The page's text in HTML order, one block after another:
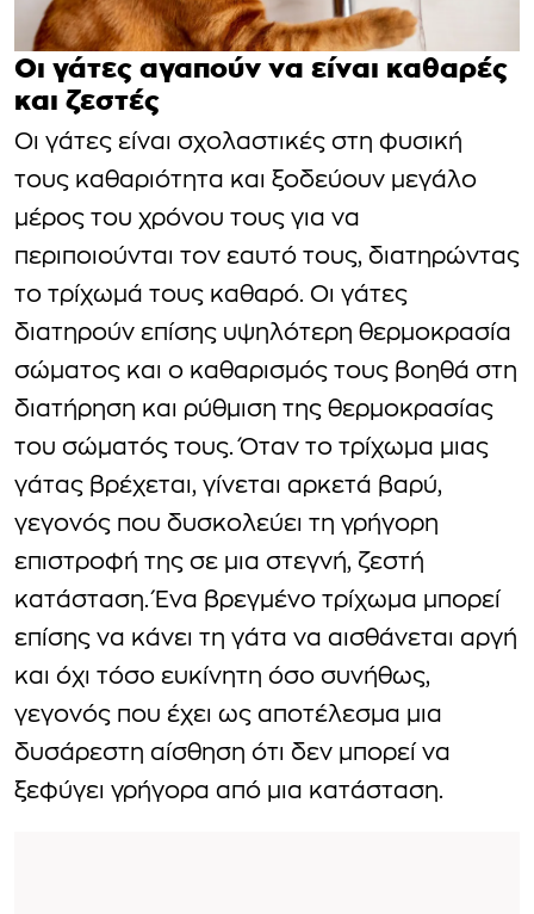
Οι γάτες αγαπούν να είναι καθαρές
και ζεστές
Οι γάτες είναι σχολαστικές στη φυσική
τους καθαριότητα και ξοδεύουν μεγάλο
μέρος του χρόνου τους για να
περιποιούνται τον εαυτό τους, διατηρώντας
το τρίχωμά τους καθαρό. Οι γάτες
διατηρούν επίσης υψηλότερη θερμοκρασία
σώματος και ο καθαρισμός τους βοηθά στη
διατήρηση και ρύθμιση της θερμοκρασίας
του σώματός τους. Όταν το τρίχωμα μιας
γάτας βρέχεται, γίνεται αρκετά βαρύ,
γεγονός που δυσκολεύει τη γρήγορη
επιστροφή της σε μια στεγνή, ζεστή
κατάσταση. Ένα βρεγμένο τρίχωμα μπορεί
επίσης να κάνει τη γάτα να αισθάνεται αργή
και όχι τόσο ευκίνητη όσο συνήθως,
γεγονός που έχει ως αποτέλεσμα μια
δυσάρεστη αίσθηση ότι δεν μπορεί να
ξεφύγει γρήγορα από μια κατάσταση.